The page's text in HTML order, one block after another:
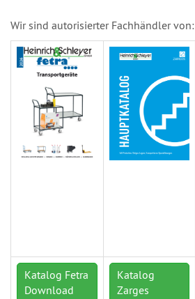
Wir sind autorisierter Fachhändler von:
Katalog Fetra
Download
Katalog
Zarges